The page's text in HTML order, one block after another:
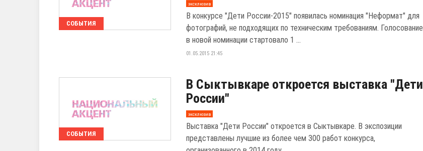
СОБЫТИЯ
эксклюзив
В конкурсе "Дети России-2015" появилась номинация "Неформат" для
фотографий, не подходящих по техническим требованиям. Голосование
в новой номинации стартовало 1 ...
01.05.2015 21:45
СОБЫТИЯ
В Сыктывкаре откроется выставка "Дети
России"
эксклюзив
Выставка "Дети России" откроется в Сыктывкаре. В экспозиции
представлены лучшие из более чем 300 работ конкурса,